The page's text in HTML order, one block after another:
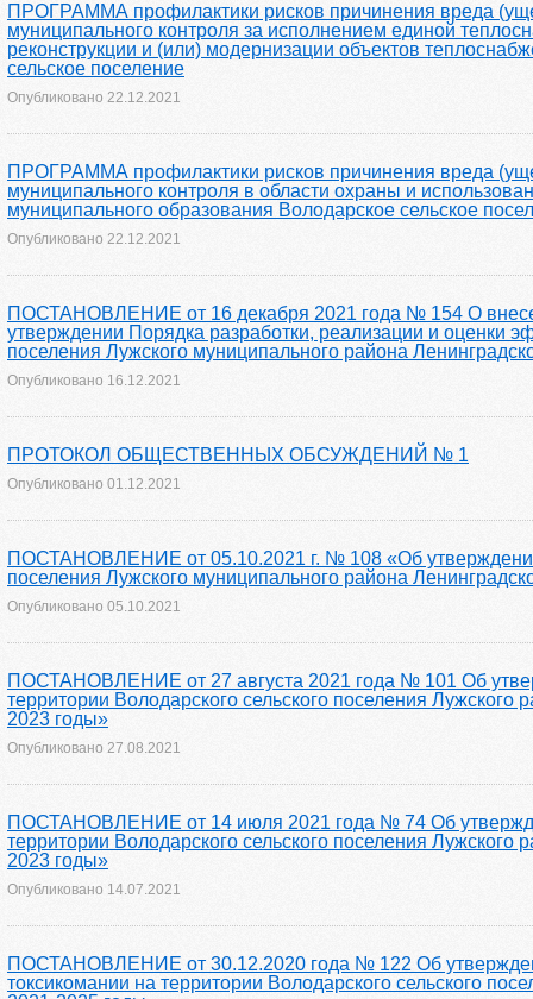
ПРОГРАММА профилактики рисков причинения вреда
муниципального контроля за исполнением единой
реконструкции и (или) модернизации объектов
сельское поселение
Опубликовано 22.12.2021
ПРОГРАММА профилактики рисков причинения вреда
муниципального контроля в области охраны и
муниципального образования Володарское сельское
Опубликовано 22.12.2021
ПОСТАНОВЛЕНИЕ от 16 декабря 2021 года № 154 О
утверждении Порядка разработки, реализации и оценки
поселения Лужского муниципального района
Опубликовано 16.12.2021
ПРОТОКОЛ ОБЩЕСТВЕННЫХ ОБСУЖДЕНИЙ № 1
Опубликовано 01.12.2021
ПОСТАНОВЛЕНИЕ от 05.10.2021 г. № 108 «Об
поселения Лужского муниципального района
Опубликовано 05.10.2021
ПОСТАНОВЛЕНИЕ от 27 августа 2021 года № 101 Об
территории Володарского сельского поселения
2023 годы»
Опубликовано 27.08.2021
ПОСТАНОВЛЕНИЕ от 14 июля 2021 года № 74 Об
территории Володарского сельского поселения
2023 годы»
Опубликовано 14.07.2021
ПОСТАНОВЛЕНИЕ от 30.12.2020 года № 122 Об
токсикомании на территории Володарского сельского